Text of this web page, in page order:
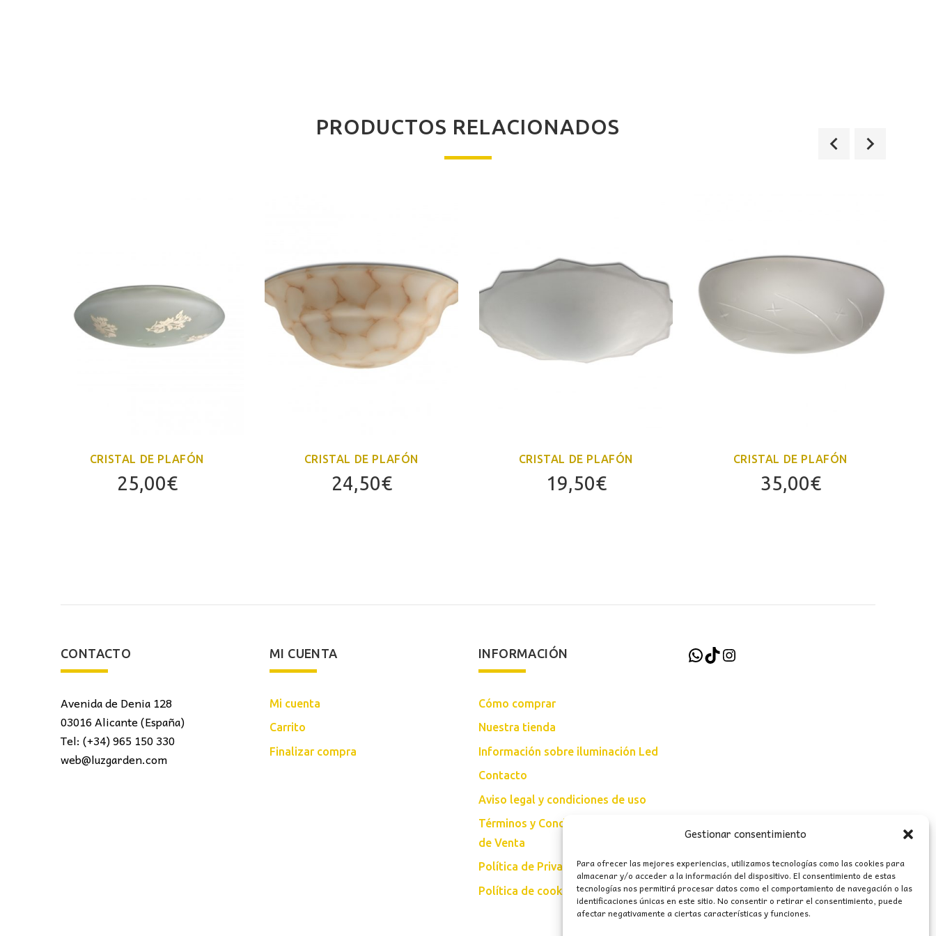
Gestionar consentimiento
Para ofrecer las mejores experiencias, utilizamos tecnologías como las cookies para
almacenar y/o acceder a la información del dispositivo. El consentimiento de estas
tecnologías nos permitirá procesar datos como el comportamiento de navegación o las
identificaciones únicas en este sitio. No consentir o retirar el consentimiento, puede
afectar negativamente a ciertas características y funciones.
PRODUCTOS RELACIONADOS
CRISTAL DE PLAFÓN
25,00€
CRISTAL DE PLAFÓN
24,50€
CRISTAL DE PLAFÓN
19,50€
CRISTAL DE PLAFÓN
35,00€
CONTACTO
Avenida de Denia 128
03016 Alicante (España)
Tel: (+34) 965 150 330
web@luzgarden.com
MI CUENTA
Mi cuenta
Carrito
Finalizar compra
INFORMACIÓN
Cómo comprar
Nuestra tienda
Información sobre iluminación Led
Contacto
Aviso legal y condiciones de uso
Términos y Condiciones Generales
de Venta
Política de Privacidad
Política de cookies (UE)
WhatsApp
TikTokInstagram